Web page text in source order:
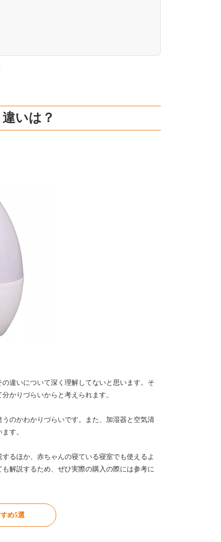
いは？
違いについて深く理解してないと思います。そ
かりづらいからと考えられます。
のかわかりづらいです。また、加湿器と空気清
す。
るほか、赤ちゃんの寝ている寝室でも使えるよ
解説するため、ぜひ実際の購入の際には参考に
め5選